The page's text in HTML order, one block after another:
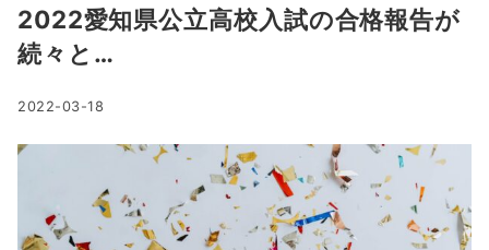
2022愛知県公立高校入試の合格報告が
続々と…
2022-03-18